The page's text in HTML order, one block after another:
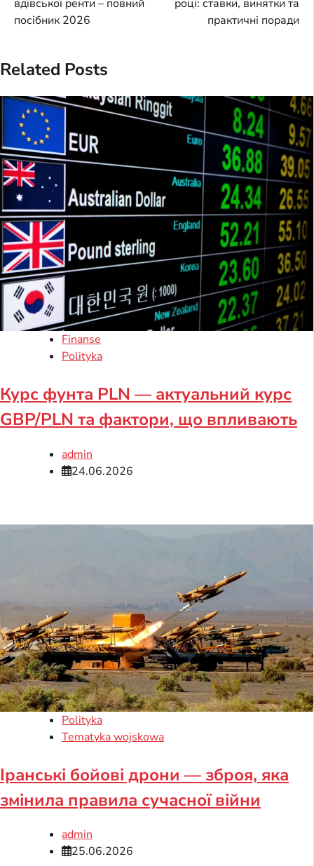
вдівської ренти – повний
посібник 2026
році: ставки, винятки та
практичні поради
Related Posts
Finanse
Polityka
Курс фунта PLN — актуальний курс
GBP/PLN та фактори, що впливають
admin
24.06.2026
Polityka
Tematyka wojskowa
Іранські бойові дрони — зброя, яка
змінила правила сучасної війни
admin
25.06.2026